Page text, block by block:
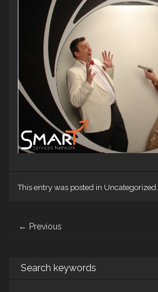
This entry was posted in Uncategorized.
navigation
← Previous
Search keywords